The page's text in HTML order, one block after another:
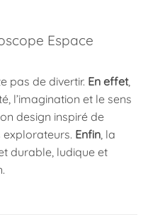
Espace
pas de divertir. En effet,
l’imagination et le sens
design inspiré de
explorateurs. Enfin , la
durable, ludique et